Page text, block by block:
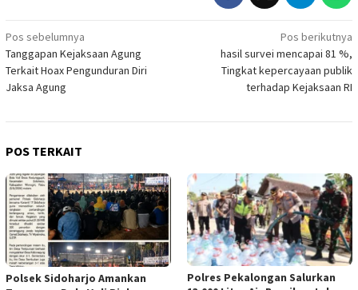
Navigasi
pos
Pos sebelumnya
Tanggapan Kejaksaan Agung
Terkait Hoax Pengunduran Diri
Jaksa Agung
Pos berikutnya
hasil survei mencapai 81 %,
Tingkat kepercayaan publik
terhadap Kejaksaan RI
POS TERKAIT
Polsek Sidoharjo Amankan
Polres Pekalongan Salurkan